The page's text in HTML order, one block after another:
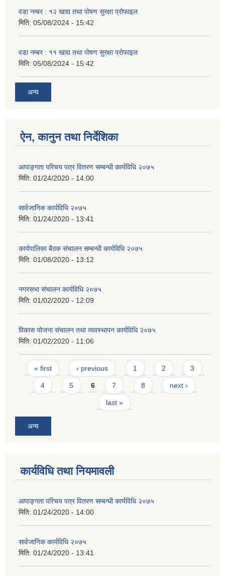
वडा नम्बर : १२ खाद्य तथा पोषण सुरक्षा प्रोफाइल
मिति: 05/08/2024 - 15:42
वडा नम्बर : ११ खाद्य तथा पोषण सुरक्षा प्रोफाइल
मिति: 05/08/2024 - 15:42
अन्य
ऐन, कानुन तथा निर्देशिका
आपाङ्गता परिचय पत्र वितरण सम्बन्धी कार्यविधि २०७५
मिति: 01/24/2020 - 14:00
सार्वजानिक कार्यविधि २०७५
मिति: 01/24/2020 - 13:41
कार्यपालिका बैठक संचालन सम्बन्धी कार्यविधि २०७५
मिति: 01/08/2020 - 13:12
नगरसभा संचालन कार्यविधि २०७५
मिति: 01/02/2020 - 12:09
विकास योजना संचालन तथा व्यवस्थापन कार्यविधि २०७५
मिति: 01/02/2020 - 11:06
Pages
« first ‹ previous 1 2 3
4 5 6 7 8 next ›
last »
अन्य
कार्यविधि तथा नियमावली
आपाङ्गता परिचय पत्र वितरण सम्बन्धी कार्यविधि २०७५
मिति: 01/24/2020 - 14:00
सार्वजानिक कार्यविधि २०७५
मिति: 01/24/2020 - 13:41